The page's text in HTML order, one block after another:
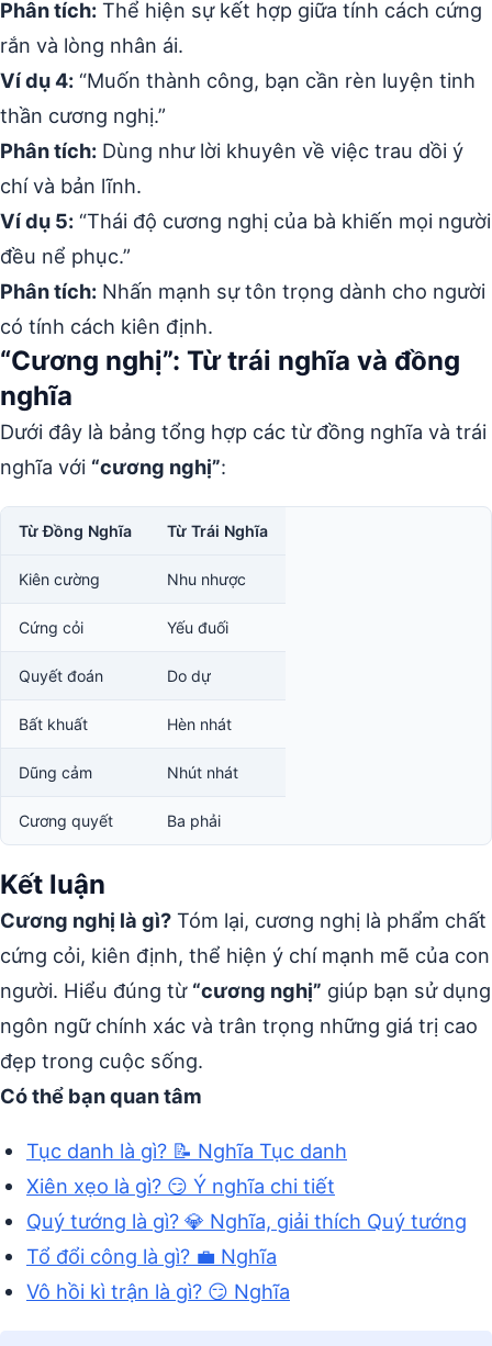
Phân tích: Thể hiện sự kết hợp giữa tính cách cứng
rắn và lòng nhân ái.
Ví dụ 4: “Muốn thành công, bạn cần rèn luyện tinh
thần cương nghị.”
Phân tích: Dùng như lời khuyên về việc trau dồi ý
chí và bản lĩnh.
Ví dụ 5: “Thái độ cương nghị của bà khiến mọi người
đều nể phục.”
Phân tích: Nhấn mạnh sự tôn trọng dành cho người
có tính cách kiên định.
“Cương nghị”: Từ trái nghĩa và đồng
nghĩa
Dưới đây là bảng tổng hợp các từ đồng nghĩa và trái
nghĩa với “cương nghị”:
Từ Đồng Nghĩa Từ Trái Nghĩa
Kiên cường Nhu nhược
Cứng cỏi Yếu đuối
Quyết đoán Do dự
Bất khuất Hèn nhát
Dũng cảm Nhút nhát
Cương quyết Ba phải
Kết luận
Cương nghị là gì? Tóm lại, cương nghị là phẩm chất
cứng cỏi, kiên định, thể hiện ý chí mạnh mẽ của con
người. Hiểu đúng từ “cương nghị” giúp bạn sử dụng
ngôn ngữ chính xác và trân trọng những giá trị cao
đẹp trong cuộc sống.
Có thể bạn quan tâm
Tục danh là gì? 📝 Nghĩa Tục danh
Xiên xẹo là gì? 😏 Ý nghĩa chi tiết
Quý tướng là gì? 💎 Nghĩa, giải thích Quý tướng
Tổ đổi công là gì? 💼 Nghĩa
Vô hồi kì trận là gì? 😏 Nghĩa